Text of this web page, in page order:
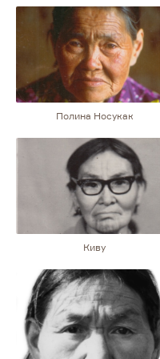
Эттыковранту (дочь Юрия)
Полина Носукак
Киву